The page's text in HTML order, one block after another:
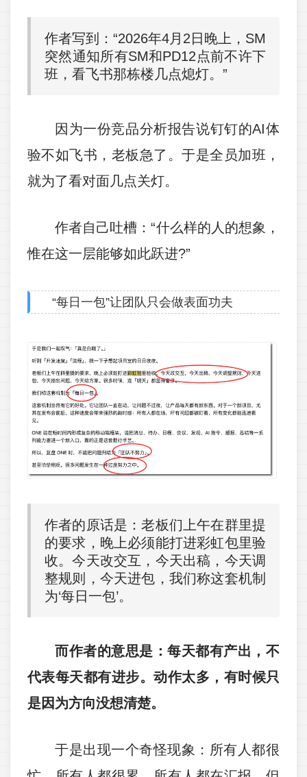
作者写到：“2026年4月2日晚上，SM
突然通知所有SM和PD12点前不许下
班，看飞书那栋楼几点熄灯。”
因为一份竞品分析报告说钉钉的AI体
验不如飞书，老板急了。于是全员加班，
就为了看对面几点关灯。
作者自己吐槽：“什么样的人的想象，
惟在这一层能够如此跃进?”
“每日一包”让团队只会做表面功夫
作者的原话是：老板们上午在群里提
的要求，晚上必须能打进彩虹包里验
收。今天改交互，今天出稿，今天调
整规则，今天进包，我们称这套机制
为‘每日一包’。
而作者的意思是：每天都有产出，不
代表每天都有进步。动作太多，有时候只
是因为方向没想清楚。
于是出现一个奇怪现象：所有人都很